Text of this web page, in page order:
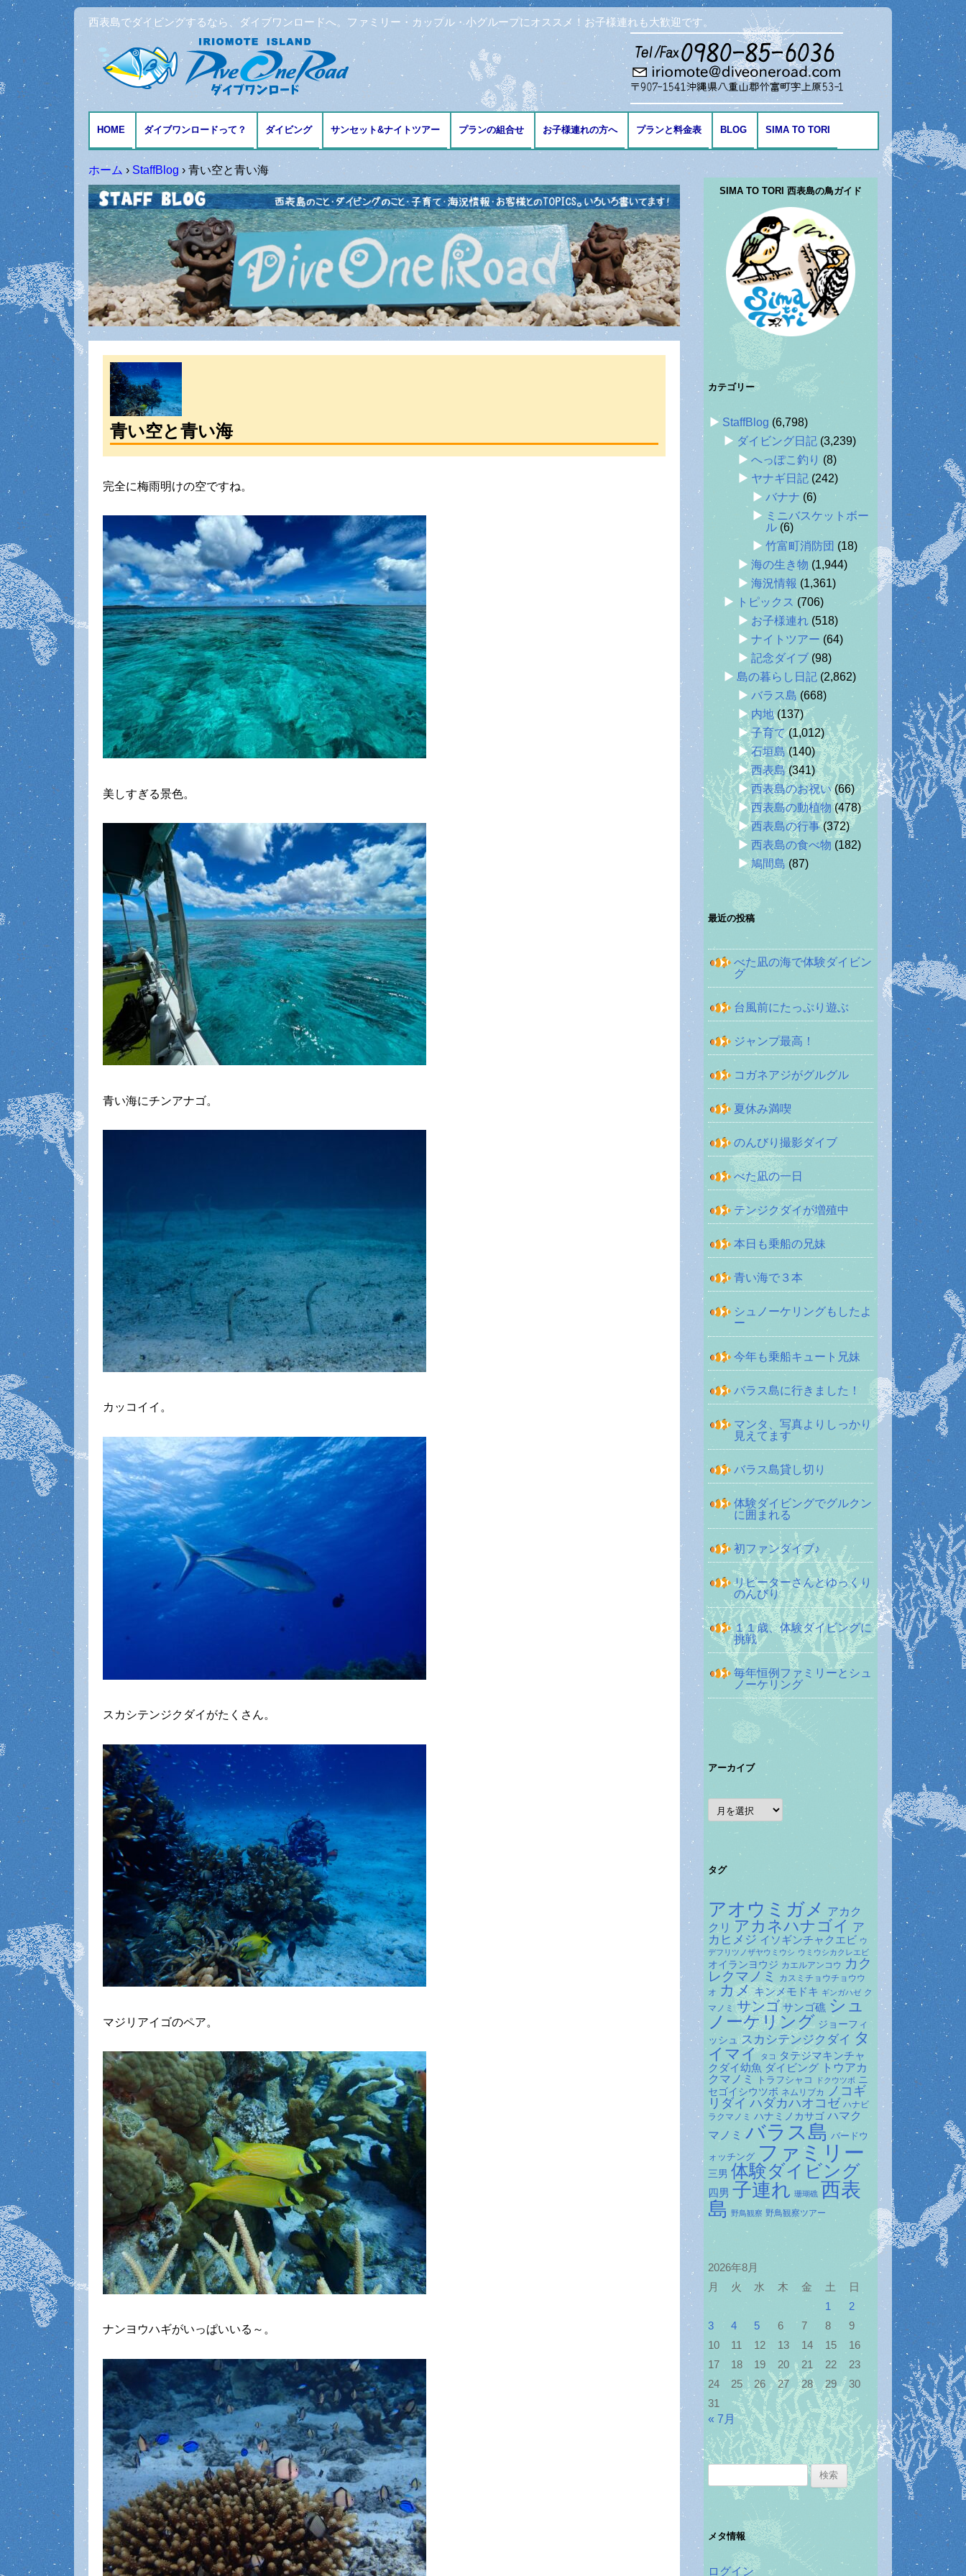
西表島でダイビングするなら、ダイブワンロードへ。ファミリー・カップル・小グループにオススメ！お子様連れも大歓迎です。
コンテンツへ移動
HOME ダイブワンロードって？
アクセスとMAP
ダイビング
ファンダイブ
体験ダイビング
シュノーケリング
記念日ダイビング
ダイビング免許の講習
サンセット&ナイトツアー プランの組合せ お子様連れの方へ プランと料金表 BLOG
海の生き物
SIMA TO TORI
ホーム › StaffBlog ›青い空と青い海
青い空と青い海
完全に梅雨明けの空ですね。
美しすぎる景色。
青い海にチンアナゴ。
カッコイイ。
スカシテンジクダイがたくさん。
マジリアイゴのペア。
ナンヨウハギがいっぱいいる～。
SIMA TO TORI 西表島の鳥ガイド
カテゴリー
StaffBlog (6,798)
ダイビング日記 (3,239)
へっぽこ釣り (8)
ヤナギ日記 (242)
バナナ (6)
ミニバスケットボー
ル (6)
竹富町消防団 (18)
海の生き物 (1,944)
海況情報 (1,361)
トピックス (706)
お子様連れ (518)
ナイトツアー (64)
記念ダイブ (98)
島の暮らし日記 (2,862)
バラス島 (668)
内地(137)
子育て(1,012)
石垣島(140)
西表島(341)
西表島のお祝い(66)
西表島の動植物(478)
西表島の行事(372)
西表島の食べ物 (182)
鳩間島 (87)
最近の投稿
べた凪の海で体験ダイビン
グ
台風前にたっぷり遊ぶ
ジャンプ最高！
コガネアジがグルグル
夏休み満喫
のんびり撮影ダイブ
べた凪の一日
テンジクダイが増殖中
本日も乗船の兄妹
青い海で３本
シュノーケリングもしたよ
ー
今年も乗船キュート兄妹
バラス島に行きました！
マンタ、写真よりしっかり
見えてます
バラス島貸し切り
体験ダイビングでグルクン
に囲まれる
初ファンダイブ♪
リピーターさんとゆっくり
のんびり
１１歳、体験ダイビングに
挑戦
毎年恒例ファミリーとシュ
ノーケリング
アーカイブ
ア
ー
タグ
アオウミガメ
アカク
クリ アカネハナゴイ ア
カヒメジ イソギンチャクエビ ウ
デフリツノザヤウミウシ ウミウシカクレエビ
オイランヨウジ カエルアンコウ カク
レクマノミ
カスミチョウチョウウ
オ カメ キンメモドキ ギンガハゼ ク
マノミ サンゴ サンゴ礁 シュ
ノーケリング ジョーフィ
ッシュ スカシテンジクダイ タ
イマイ タコ タテジマキンチャ
クダイ幼魚 ダイビング トウアカ
クマノミ
トラフシャコ ドクウツボ
ニ
セゴイシウツボ ネムリブカ
ノコギ
リダイ ハダカハオコゼ ハナビ
ラクマノミ ハナミノカサゴ ハマク
マノミ バラス島 バードウ
ォッチング ファミリー
三男 体験ダイビング
四男 子連れ 珊瑚礁 西表
島
野鳥観察 野鳥観察ツアー
2026年8月
月
火 水 木 金 土
日
1
2
3
4 5 6 7 8
9
10
11 12 13 14 15
16
17
18 19 20 21 22
23
24
25 26 27 28 29
30
31
« 7月
メタ情報
ログイン